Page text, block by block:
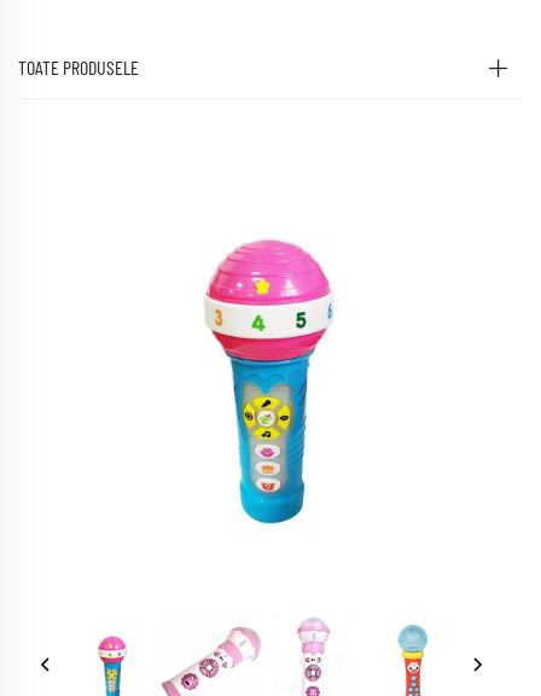
TOATE PRODUSELE